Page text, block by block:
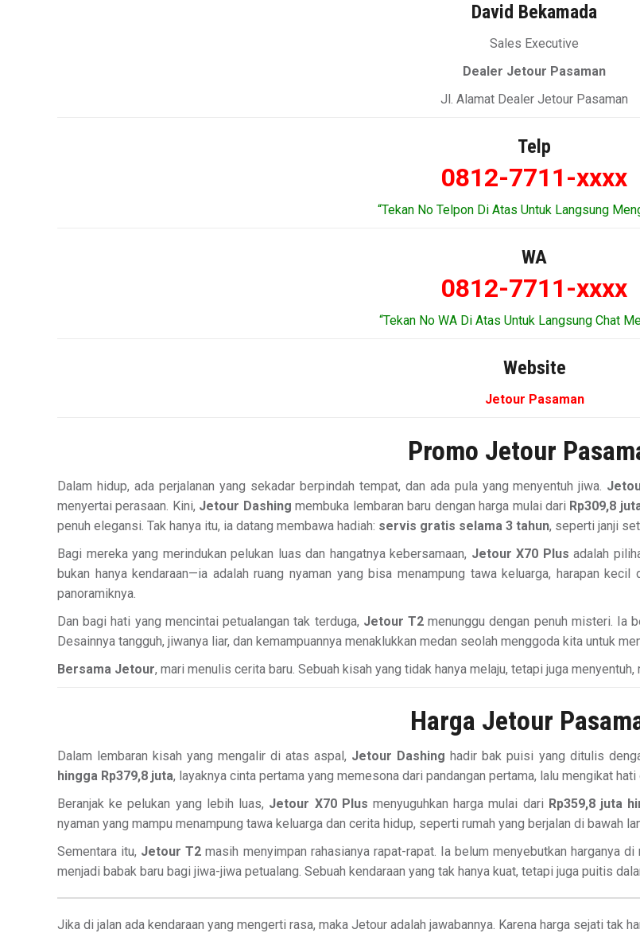
David Bekamada
Sales Executive
Dealer Jetour Pasaman
Jl. Alamat Dealer Jetour Pasaman
Telp
0812-7711-xxxx
“Tekan No Telpon Di Atas Untuk Langsung
WA
0812-7711-xxxx
“Tekan No WA Di Atas Untuk Langsung Chat
Website
Jetour Pasaman
Promo Jetour
Dalam hidup, ada perjalanan yang sekadar berpindah tempat, dan ada pula yang menyentuh jiwa.
menyertai perasaan. Kini, Jetour Dashing membuka lembaran baru dengan harga mulai dari Rp309,8
penuh elegansi. Tak hanya itu, ia datang membawa hadiah: servis gratis selama 3 tahun, seperti janji
Bagi mereka yang merindukan pelukan luas dan hangatnya kebersamaan, Jetour X70 Plus adalah
bukan hanya kendaraan—ia adalah ruang nyaman yang bisa menampung tawa keluarga, harapan
panoramiknya.
Dan bagi hati yang mencintai petualangan tak terduga, Jetour T2menunggu dengan penuh misteri. Ia
Desainnya tangguh, jiwanya liar, dan kemampuannya menaklukkan medan seolah menggoda kita untuk
Bersama Jetour, mari menulis cerita baru. Sebuah kisah yang tidak hanya melaju, tetapi juga
Harga Jetour
Dalam lembaran kisah yang mengalir di atas aspal, Jetour Dashing hadir bak puisi yang ditulis
hingga Rp379,8 juta, layaknya cinta pertama yang memesona dari pandangan pertama, lalu mengikat
Beranjak ke pelukan yang lebih luas, Jetour X70 Plus menyuguhkan harga mulai dari Rp359,8 juta
nyaman yang mampu menampung tawa keluarga dan cerita hidup, seperti rumah yang berjalan di bawah
Sementara itu, Jetour T2 masih menyimpan rahasianya rapat-rapat. Ia belum menyebutkan harganya
menjadi babak baru bagi jiwa-jiwa petualang. Sebuah kendaraan yang tak hanya kuat, tetapi juga puitis
Jika di jalan ada kendaraan yang mengerti rasa, maka Jetour adalah jawabannya. Karena harga sejati tak